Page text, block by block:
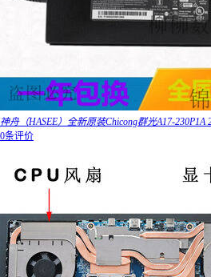
神舟（HASEE）全新原装Chicong群光A17-230P1A
0条评价